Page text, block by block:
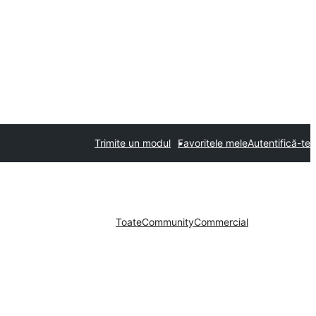
Trimite un modul Favoritele meleAutentifică-te
ToateCommunityCommercial